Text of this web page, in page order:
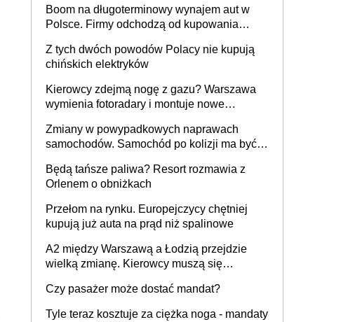
Boom na długoterminowy wynajem aut w
Polsce. Firmy odchodzą od kupowania
Z tych dwóch powodów Polacy nie kupują
chińskich elektryków
Kierowcy zdejmą nogę z gazu? Warszawa
wymienia fotoradary i montuje nowe
Zmiany w powypadkowych naprawach
samochodów. Samochód po kolizji ma być
technologią producenta
Będą tańsze paliwa? Resort rozmawia z
Orlenem o obniżkach
Przełom na rynku. Europejczycy chętniej
kupują już auta na prąd niż spalinowe
A2 między Warszawą a Łodzią przejdzie
wielką zmianę. Kierowcy muszą się
Czy pasażer może dostać mandat?
Tyle teraz kosztuje za ciężka noga - mandaty